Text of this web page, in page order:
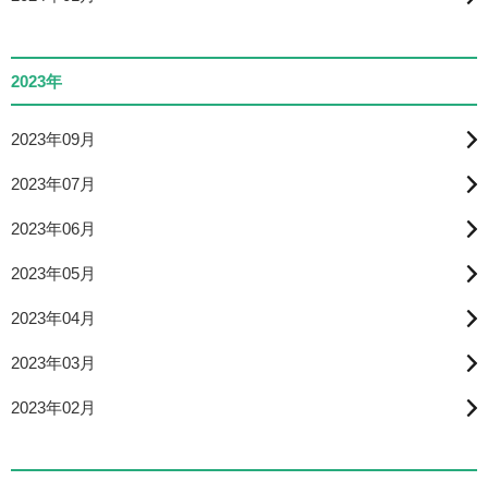
2023年
2023年09月
2023年07月
2023年06月
2023年05月
2023年04月
2023年03月
2023年02月